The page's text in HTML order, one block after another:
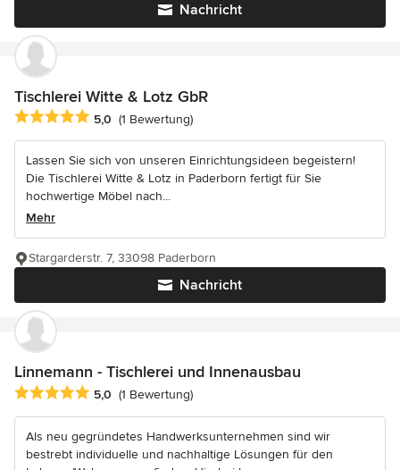
Nachricht
Tischlerei Witte & Lotz GbR
Durchschnittliche Bewertung: 5 von 5 Sternen
5,0 (1 Bewertung)
Lassen Sie sich von unseren Einrichtungsideen begeistern!
Die Tischlerei Witte & Lotz in Paderborn fertigt für Sie
hochwertige Möbel nach...
Mehr
Nachricht
Stargarderstr. 7, 33098 Paderborn
Linnemann - Tischlerei und Innenausbau
Durchschnittliche Bewertung: 5 von 5 Sternen
5,0 (1 Bewertung)
Als neu gegründetes Handwerksunternehmen sind wir
bestrebt individuelle und nachhaltige Lösungen für den